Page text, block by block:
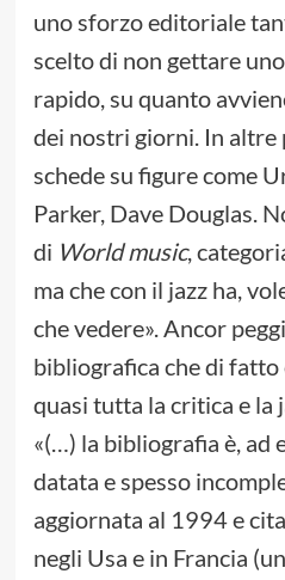
uno sforzo editoriale
scelto di non gettare
rapido, su quanto
dei nostri giorni. In altre
schede su figure come
Parker, Dave Douglas.
di World music,
ma che con il jazz ha,
che vedere». Ancor
bibliografica che di fatto
quasi tutta la critica e la
«(…) la bibliografia è, ad
datata e spesso
aggiornata al 1994 e
negli Usa e in Francia